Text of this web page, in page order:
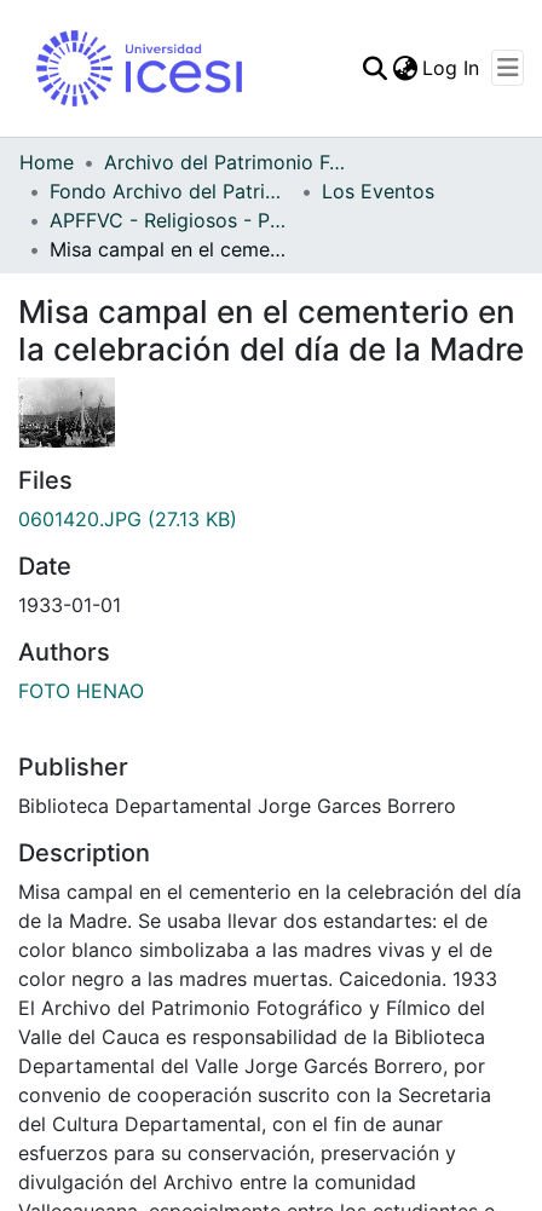
Statistics
Log In
Home
Archivo del Patrimonio Fotográfico y Fílmico del Valle del Cauca
Fondo Archivo del Patrimonio Fotográfico y Fílmico del Valle del Cauca
Los Eventos
APFFVC - Religiosos - Patrimonial
Misa campal en el cementerio en la celebración del día de la Madre
Misa campal en el cementerio en
la celebración del día de la Madre
Files
0601420.JPG (27.13 KB)
Date
1933-01-01
Authors
FOTO HENAO
Publisher
Biblioteca Departamental Jorge Garces Borrero
Description
Misa campal en el cementerio en la celebración del día
de la Madre. Se usaba llevar dos estandartes: el de
color blanco simbolizaba a las madres vivas y el de
color negro a las madres muertas. Caicedonia. 1933
El Archivo del Patrimonio Fotográfico y Fílmico del
Valle del Cauca es responsabilidad de la Biblioteca
Departamental del Valle Jorge Garcés Borrero, por
convenio de cooperación suscrito con la Secretaria
del Cultura Departamental, con el fin de aunar
esfuerzos para su conservación, preservación y
divulgación del Archivo entre la comunidad